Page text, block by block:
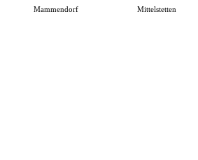
Mammendorf Mittelstetten